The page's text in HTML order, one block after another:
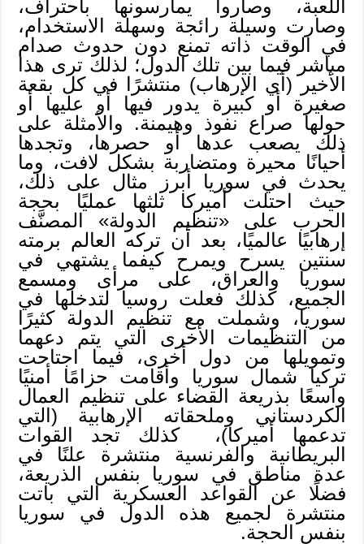
اللعبة، وصاروا يمارسونها باحتراف،
وصارت وسيلة رائجة وسهلة الاستخدام،
في الوقت ذاته تمنع دون حدوث صدام
مباشر فيما بين تلك الدول؛ لذلك ترى هذا
الأخير (أي الإرهاب) منتشرًا في كل بقعة
صغيرة أو كبيرة يدور فيها أو عليها أو
حولها صراع نفوذ وهيمنة. والأمثلة على
ذلك يصعب عدها أو حصرها، وتجدها
أحيانًا محيرة ومتضاربة بشكل لافت، وما
يحدث في سوريا أبرز مثال على ذلك،
حيث احتلت أميركا ثلثها عمليًا بحجة
الحرب على «تنظيم الدولة» المصنَّف
إرهابيًا عالميًا، بعد أن تركه العالم برمته
سنتين يسرح ويمرح كيفما يشتهي في
سوريا والعراق، على مرأى ومسمع
الجميع، كذلك فعلت روسيا لتدخلها في
سوريا، وشملت مع تنظيم الدولة كثيرًا
من التنظيمات الأخرى التي يتم دعهما
وتمويلها من دول أخرى، فيما اجتاحت
تركيا شمال سوريا وأقامت حزامًا أمنيًا
واسعًا بذريعة القضاء على تنظيم العمال
الكردستاني وملحقاته الإرهابية (التي
تدعمها أميركا)، كذلك تجد القوات
البريطانية والفرنسية منتشرة علنًا في
عدة مناطق في سوريا بنفس الذريعة،
فضلًا عن القواعد العسكرية التي باتت
منتشرة لجميع هذه الدول في سوريا
بنفس الحجة.